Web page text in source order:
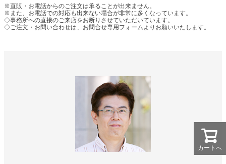
※直販・お電話からのご注文は承ることが出来ません。
※また、お電話での対応も出来ない場合が非常に多くなっています。
◇事務所への直接のご来店をお断りさせていただいています。
◇ご注文・お問い合わせは、お問合せ専用フォームよりお願いいたします。
カートへ